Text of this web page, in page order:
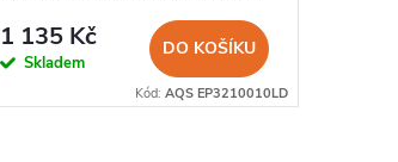
zatmavený zorník
1 135 Kč
Skladem
DO KOŠÍKU
Kód: AQS EP3210010LD